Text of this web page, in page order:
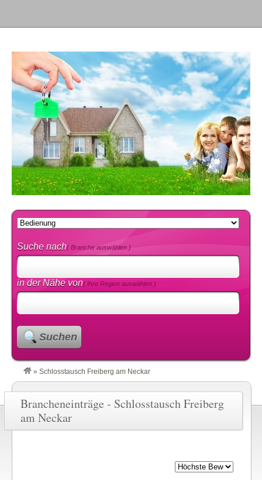
Suche nach( Branche auswählen )
in der Nähe von( Ihre Region auswählen )
Suchen
» Schlosstausch Freiberg am Neckar
Brancheneinträge - Schlosstausch Freiberg
am Neckar